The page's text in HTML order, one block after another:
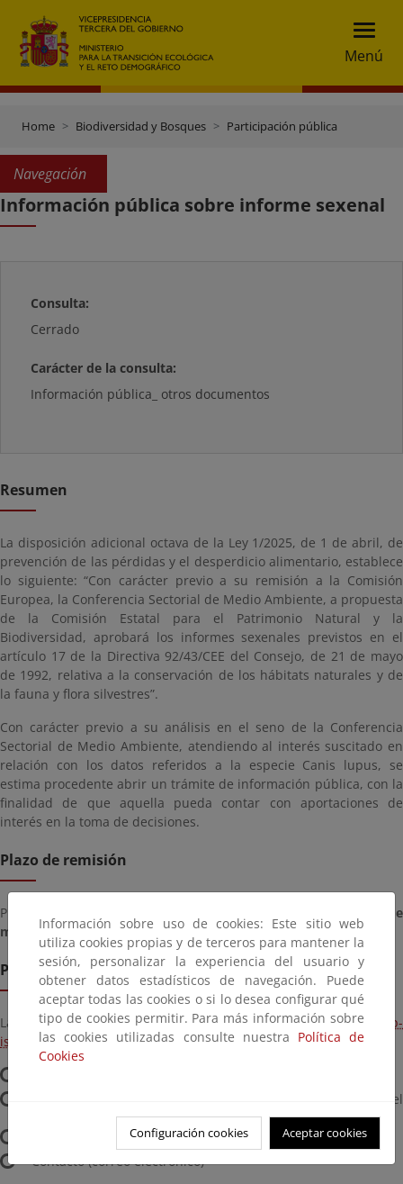
Menú
Home Biodiversidad y Bosques Participación pública
Navegación
Información pública sobre informe sexenal
Consulta:
Cerrado
Carácter de la consulta:
Información pública_ otros documentos
Resumen
La disposición adicional octava de la Ley 1/2025, de 1 de abril, de
prevención de las pérdidas y el desperdicio alimentario, establece
lo siguiente: “Con carácter previo a su remisión a la Comisión
Europea, la Conferencia Sectorial de Medio Ambiente, a propuesta
de la Comisión Estatal para el Patrimonio Natural y la
Biodiversidad, aprobará los informes sexenales previstos en el
artículo 17 de la Directiva 92/43/CEE del Consejo, de 21 de mayo
de 1992, relativa a la conservación de los hábitats naturales y de
la fauna y flora silvestres”.
Con carácter previo a su análisis en el seno de la Conferencia
Sectorial de Medio Ambiente, atendiendo al interés suscitado en
relación con los datos referidos a la especie Canis lupus, se
estima procedente abrir un trámite de información pública, con la
finalidad de que aquella pueda contar con aportaciones de
interés en la toma de decisiones.
Plazo de remisión
Plazo para presentar documentación desde el
miércoles, 06 de
mayo de 2026hasta elmiércoles, 27 de mayo de 2026
Presentación de alegaciones
Las alegaciones podrán remitirse a la dirección de correo:Bzn-ip-
isexenal@miteco.es, indicando los siguientes datos:
Nombre y apellidos / denominación o razón social del
Organización o asociación (si corresponde)
Contacto (correo electrónico)
Información sobre uso de cookies: Este sitio web
utiliza cookies propias y de terceros para mantener la
sesión, personalizar la experiencia del usuario y
obtener datos estadísticos de navegación. Puede
aceptar todas las cookies o si lo desea configurar qué
tipo de cookies permitir. Para más información sobre
las cookies utilizadas consulte nuestra Política de
Cookies
Configuración cookies Aceptar cookies